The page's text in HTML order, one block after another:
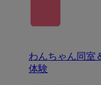
わんちゃん同室
体験